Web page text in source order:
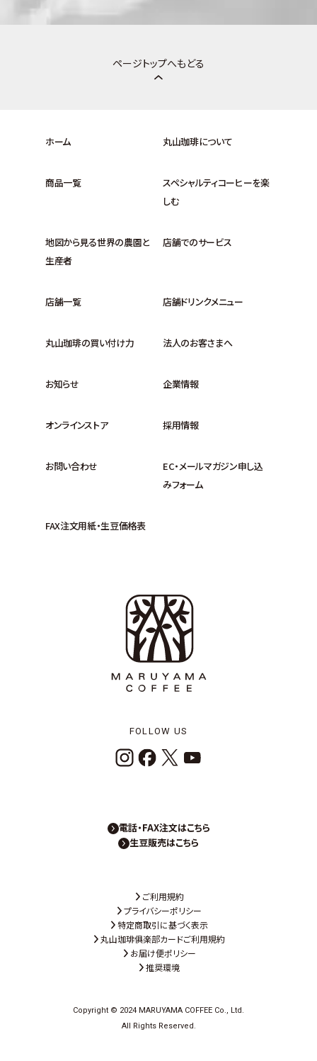
ページトップへもどる
ホーム 丸山珈琲について
商品一覧
スペシャルティコーヒーを楽
しむ
地図から見る世界の農園と
生産者
店舗でのサービス
店舗一覧 店舗ドリンクメニュー
丸山珈琲の買い付け力 法人のお客さまへ
お知らせ 企業情報
オンラインストア 採用情報
お問い合わせ
EC・メールマガジン申し込
みフォーム
FAX注文用紙・生豆価格表
FOLLOW US
電話・FAX注文はこちら
生豆販売はこちら
ご利用規約
プライバシーポリシー
特定商取引に基づく表示
丸山珈琲俱楽部カードご利用規約
お届け便ポリシー
推奨環境
Copyright © 2024 MARUYAMA COFFEE Co., Ltd.
All Rights Reserved.